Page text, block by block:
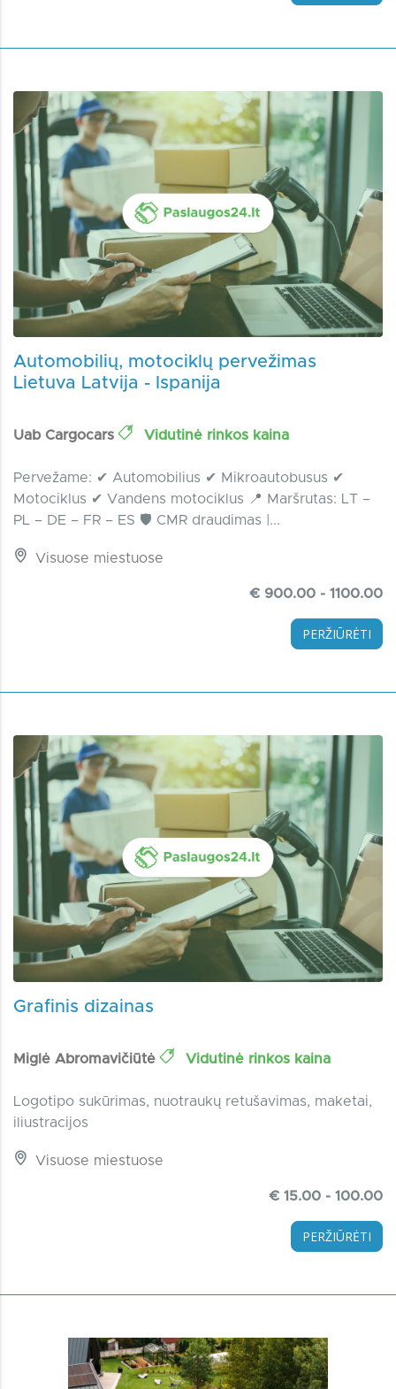
Automobilių, motociklų pervežimas
Lietuva Latvija - Ispanija
Uab Cargocars Vidutinė rinkos kaina
Pervežame: ✔ Automobilius ✔ Mikroautobusus ✔
Motociklus ✔ Vandens motociklus 📍 Maršrutas: LT –
PL – DE – FR – ES 🛡 CMR draudimas |...
Visuose miestuose
€ 900.00 - 1100.00
PERŽIŪRĖTI
Grafinis dizainas
Miglė Abromavičiūtė Vidutinė rinkos kaina
Logotipo sukūrimas, nuotraukų retušavimas, maketai,
iliustracijos
Visuose miestuose
€ 15.00 - 100.00
PERŽIŪRĖTI